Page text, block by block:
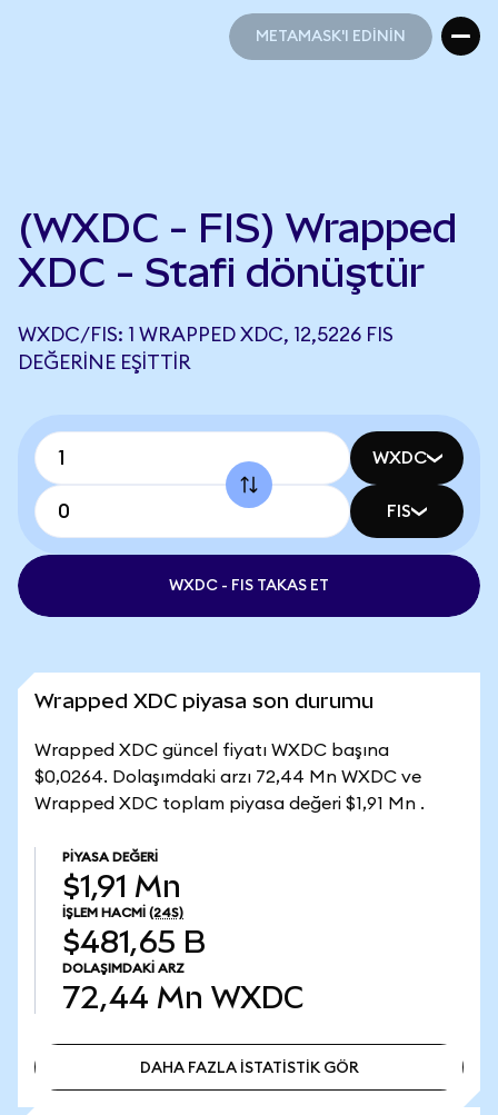
METAMASK'I EDİNİN
(WXDC - FIS) Wrapped
XDC - Stafi dönüştür
WXDC/FIS: 1 WRAPPED XDC, 12,5226 FIS
DEĞERINE EŞITTIR
WXDC
FIS
WXDC - FIS TAKAS ET
Wrapped XDC piyasa son durumu
Wrapped XDC güncel fiyatı WXDC başına
$0,0264. Dolaşımdaki arzı 72,44 Mn WXDC ve
Wrapped XDC toplam piyasa değeri $1,91 Mn .
PIYASA DEĞERI
$1,91 Mn
İŞLEM HACMI (24S)
$481,65 B
DOLAŞIMDAKI ARZ
72,44 Mn WXDC
DAHA FAZLA İSTATİSTİK GÖR